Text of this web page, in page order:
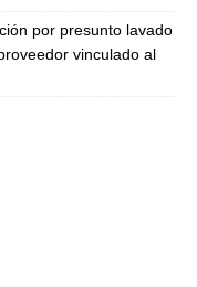
por presunto lavado
vinculado al